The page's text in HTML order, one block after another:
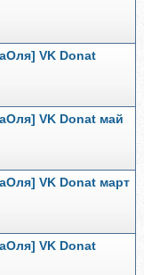
VK Donat
VK Donat май
VK Donat март
VK Donat